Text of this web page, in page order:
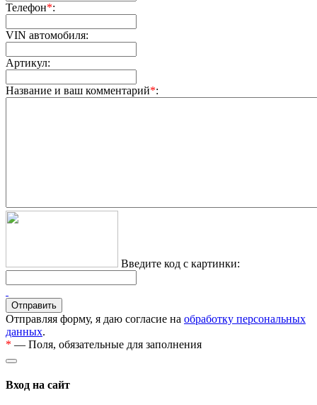
Телефон*:
VIN автомобиля:
Артикул:
Название и ваш комментарий*:
Введите код с картинки:
Отправляя форму, я даю согласие на обработку персональных
данных.
* — Поля, обязательные для заполнения
Вход на сайт